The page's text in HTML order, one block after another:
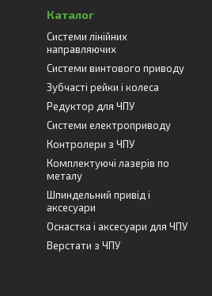
Каталог
Системи лінійних
направляючих
Системи винтового приводу
Зубчасті рейки і колеса
Редуктор для ЧПУ
Системи електроприводу
Контролери з ЧПУ
Комплектуючі лазерів по
металу
Шпиндельний привід і
аксесуари
Оснастка і аксесуари для ЧПУ
Верстати з ЧПУ